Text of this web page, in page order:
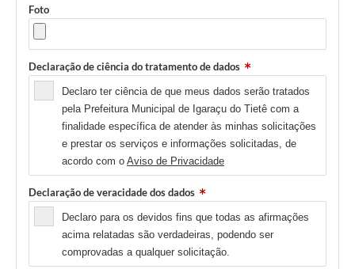
Foto
Declaração de ciência do tratamento de dados
Declaro ter ciência de que meus dados serão tratados
pela Prefeitura Municipal de Igaraçu do Tietê com a
finalidade específica de atender às minhas solicitações
e prestar os serviços e informações solicitadas, de
acordo com o Aviso de Privacidade
Declaração de veracidade dos dados
Declaro para os devidos fins que todas as afirmações
acima relatadas são verdadeiras, podendo ser
comprovadas a qualquer solicitação.